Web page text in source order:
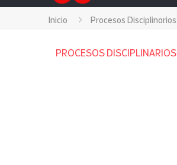
Inicio Procesos Disciplinarios
PROCESOS DISCIPLINARIOS